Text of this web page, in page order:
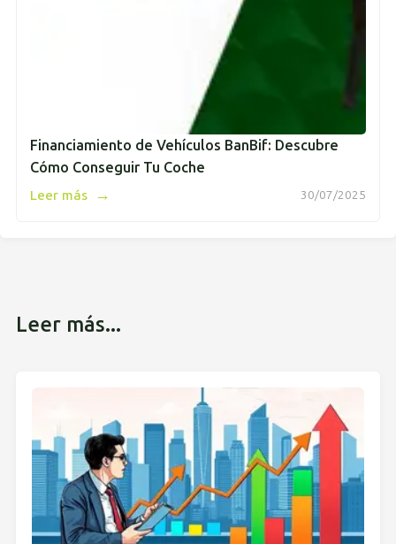
Financiamiento de Vehículos BanBif: Descubre
Cómo Conseguir Tu Coche
30/07/2025
Leer más →
Leer más...